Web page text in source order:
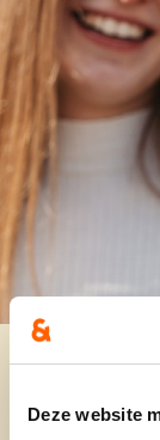
Deze website